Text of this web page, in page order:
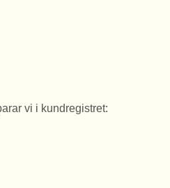
vi i kundregistret: